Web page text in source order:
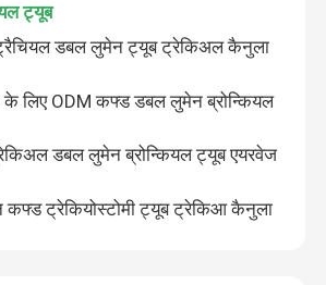
ट्यूब
डबल लुमेन ट्यूब ट्रेकिअल कैनुला
लिए ODM कफ्ड डबल लुमेन ब्रोन्कियल
डबल लुमेन ब्रोन्कियल ट्यूब एयरवेज
ट्रेकियोस्टोमी ट्यूब ट्रेकिआ कैनुला